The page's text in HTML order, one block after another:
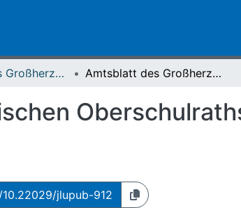
Amtsblatt des Großherzoglich-Hessischen Oberschulraths Amtsblatt des Großherzoglich Hessischen Oberschulraths No 24. Darmstadt am 23. August 1836
jlupub-912